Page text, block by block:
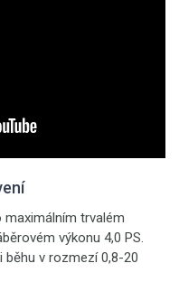
trvalém
výkonu 4,0 PS.
běhu v rozmezí 0,8-20